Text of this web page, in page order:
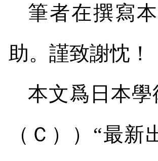
筆者在撰寫
助。謹致謝忱！
本文爲日本
（Ｃ））“最